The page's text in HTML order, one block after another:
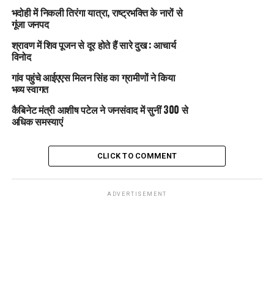
भदोही में निकली तिरंगा यात्रा, राष्ट्रभक्ति के नारों से
गूंजा जनपद
श्रावण में शिव पूजन से दूर होते हैं सारे दुख : आचार्य
विनोद
गांव पहुंचे आईएएस मिलन सिंह का ग्रामीणों ने किया
भव्य स्वागत
कैबिनेट मंत्री आशीष पटेल ने जनसंवाद में सुनीं 300 से
अधिक समस्याएं
CLICK TO COMMENT
ADVERTISEMENT